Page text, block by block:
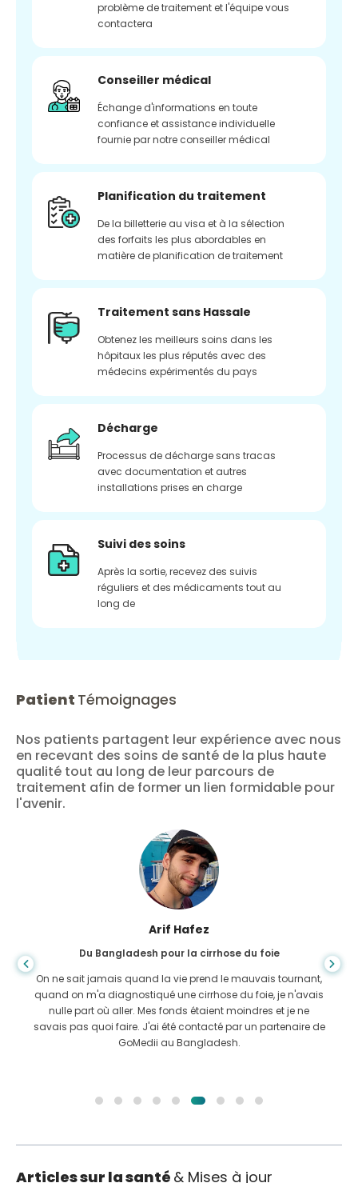
problème de traitement et l'équipe vous
contactera
Conseiller médical
Échange d'informations en toute
confiance et assistance individuelle
fournie par notre conseiller médical
Planification du traitement
De la billetterie au visa et à la sélection
des forfaits les plus abordables en
matière de planification de traitement
Traitement sans Hassale
Obtenez les meilleurs soins dans les
hôpitaux les plus réputés avec des
médecins expérimentés du pays
Décharge
Processus de décharge sans tracas
avec documentation et autres
installations prises en charge
Suivi des soins
Après la sortie, recevez des suivis
réguliers et des médicaments tout au
long de
Patient Témoignages
Nos patients partagent leur expérience avec nous
en recevant des soins de santé de la plus haute
qualité tout au long de leur parcours de
traitement afin de former un lien formidable pour
l'avenir.
Arif Hafez
Du Bangladesh pour la cirrhose du foie
On ne sait jamais quand la vie prend le mauvais tournant,
quand on m'a diagnostiqué une cirrhose du foie, je n'avais
nulle part où aller. Mes fonds étaient moindres et je ne
savais pas quoi faire. J'ai été contacté par un partenaire de
GoMedii au Bangladesh.
Articles sur la santé & Mises à jour